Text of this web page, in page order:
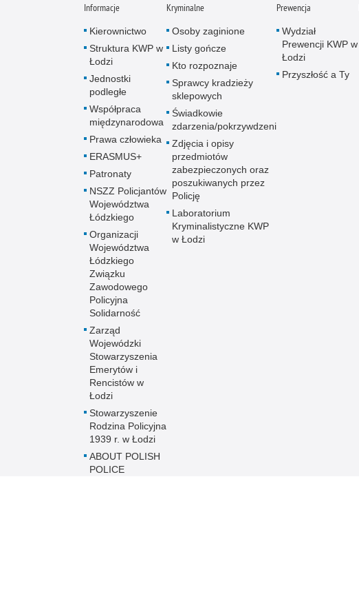
Informacje
Kierownictwo
Struktura KWP w
Łodzi
Jednostki
podległe
Współpraca
międzynarodowa
Prawa człowieka
ERASMUS+
Patronaty
NSZZ Policjantów
Województwa
Łódzkiego
Organizacji
Województwa
Łódzkiego
Związku
Zawodowego
Policyjna
Solidarność
Zarząd
Wojewódzki
Stowarzyszenia
Emerytów i
Rencistów w
Łodzi
Stowarzyszenie
Rodzina Policyjna
1939 r. w Łodzi
ABOUT POLISH
POLICE
Kryminalne
Osoby zaginione
Listy gończe
Kto rozpoznaje
Sprawcy kradzieży
sklepowych
Świadkowie
zdarzenia/pokrzywdzeni
Zdjęcia i opisy
przedmiotów
zabezpieczonych oraz
poszukiwanych przez
Policję
Laboratorium
Kryminalistyczne KWP
w Łodzi
Prewencja
Wydział
Prewencji KWP w
Łodzi
Przyszłość a Ty